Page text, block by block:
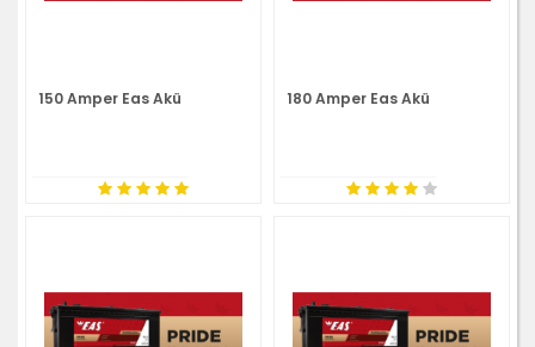
150 Amper Eas Akü 180 Amper Eas Akü